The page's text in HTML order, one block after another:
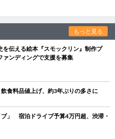
もっと見る
を伝える絵本『スモックリン』制作プ
ンディングで支援を募集
食料品値上げ、約3年ぶりの多さに
」 宿泊ドライブ予算4万円超、渋滞・